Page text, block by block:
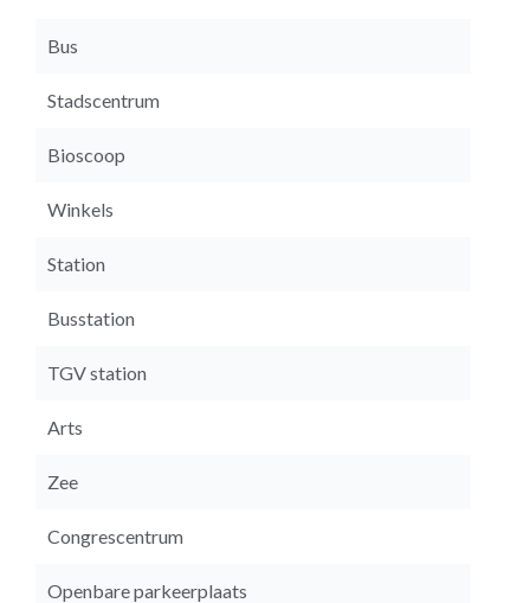
Bus
Stadscentrum
Bioscoop
Winkels
Station
Busstation
TGV station
Arts
Zee
Congrescentrum
Openbare parkeerplaats